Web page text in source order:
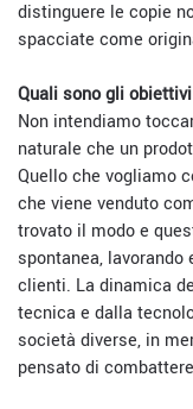
distinguere le copie
spacciate come
Quali sono gli
Non intendiamo
naturale che un
Quello che vogliamo
che viene venduto
trovato il modo e
spontanea,
clienti. La dinamica
tecnica e dalla
società diverse, in
pensato di